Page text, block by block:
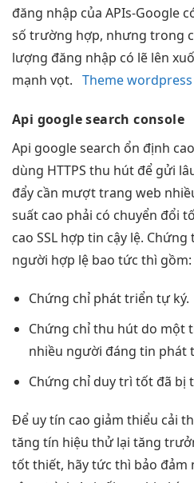
đăng nhập của APIs-Google
số trường hợp, nhưng trong
lượng đăng nhập có lẽ lên
mạnh vọt. Theme
Api google search console
Api google search ổn định cao
dùng HTTPS thu hút để gửi
đẩy cần mượttrang web
suất cao phải có chuyển đổi
cao SSL hợp tin cậy lệ. Chứng
người hợp lệ bao tức thì gồm:
Chứng chỉ phát triển tự ký.
Chứng chỉthu hútdo một
nhiều người đáng tin phát
Chứng chỉ duy trì tốtđã bị
Để uy tín cao giảm thiểu cải
tăng tín hiệu thử lại tăng
tốtthiết, hãytức thì bảo đảm